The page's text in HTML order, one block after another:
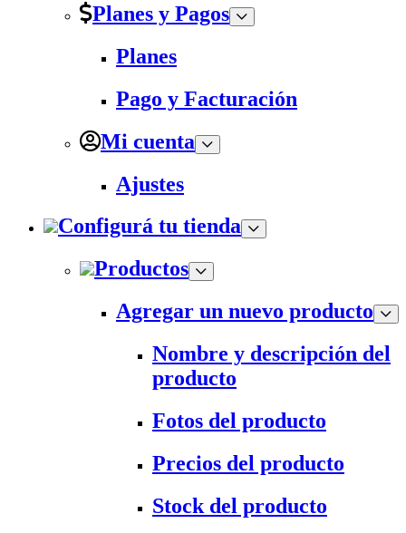
Planes y Pagos
Planes
Pago y Facturación
Mi cuenta
Ajustes
Configurá tu tienda
Productos
Agregar un nuevo producto
Nombre y descripción del
producto
Fotos del producto
Precios del producto
Stock del producto